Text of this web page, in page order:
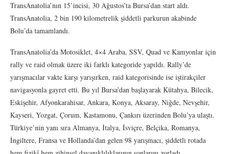
TransAnatolia’nın 15’incisi, 30 Ağustos’ta Bursa’dan start aldı.
TransAnatolia, 2 bin 190 kilometrelik şiddetli parkurun akabinde
Bolu’da tamamlandı.
TransAnatolia’da Motosiklet, 4×4 Araba, SSV, Quad ve Kamyonlar için
rally ve raid olmak üzere iki farklı kategoride yapıldı. Rally’de
yarışmacılar vakte karşı yarışırken, raid kategorisinde ise iştirakçiler
navigasyonla gayret etti. Bu yıl Bursa’dan başlayarak Kütahya, Bilecik,
Eskişehir, Afyonkarahisar, Ankara, Konya, Aksaray, Niğde, Nevşehir,
Kayseri, Yozgat, Çorum, Kastamonu, Çankırı üzerinden Bolu’ya ulaştı.
Türkiye’nin yanı sıra Almanya, İtalya, İsviçre, Belçika, Romanya,
İngiltere, Fransa ve Hollanda’dan gelen 98 yarışmacı, şiddetli rotada